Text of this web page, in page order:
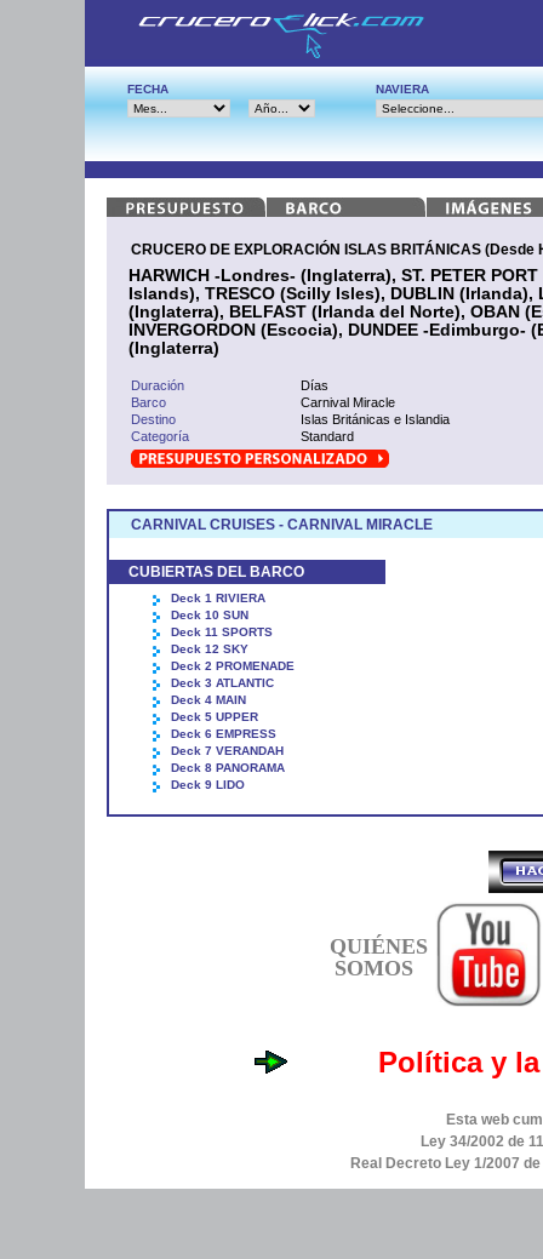
FECHA NAVIERA
CRUCERO DE EXPLORACIÓN ISLAS BRITÁNICAS (Desde
HARWICH -Londres- (Inglaterra), ST. PETER
Islands), TRESCO (Scilly Isles), DUBLIN (Irlanda),
(Inglaterra), BELFAST (Irlanda del Norte), OBAN
INVERGORDON (Escocia), DUNDEE -Edimburgo-
(Inglaterra)
Duración
Días
Barco
Carnival Miracle
Destino
Islas Británicas e Islandia
Categoría
Standard
CARNIVAL CRUISES - CARNIVAL MIRACLE
CUBIERTAS DEL BARCO
Deck 1 RIVIERA
Deck 10 SUN
Deck 11 SPORTS
Deck 12 SKY
Deck 2 PROMENADE
Deck 3 ATLANTIC
Deck 4 MAIN
Deck 5 UPPER
Deck 6 EMPRESS
Deck 7 VERANDAH
Deck 8 PANORAMA
Deck 9 LIDO
QUIÉNES
SOMOS
Política y
Esta web
Ley 34/2002 de
Real Decreto Ley 1/2007